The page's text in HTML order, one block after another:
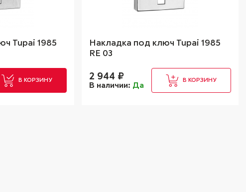
Tupai 1985
В КОРЗИНУ
Накладка под ключ Tupai 1985
RE 03
2 944 ₽
В наличии: Да
В КОРЗИНУ